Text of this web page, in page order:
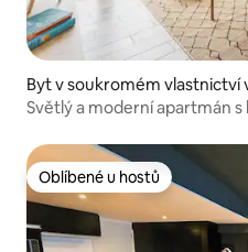
Byt v soukromém vlastnictví
mala City
Světlý a moderní apartmán s
Oblíbené u hostů
Oblíbené u hostů